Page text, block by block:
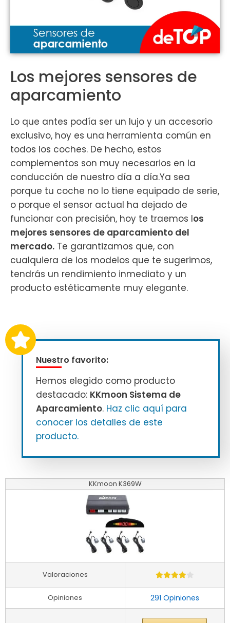
Los mejores sensores de
aparcamiento
Lo que antes podía ser un lujo y un accesorio
exclusivo, hoy es una herramienta común en
todos los coches. De hecho, estos
complementos son muy necesarios en la
conducción de nuestro día a día.Ya sea
porque tu coche no lo tiene equipado de serie,
o porque el sensor actual ha dejado de
funcionar con precisión, hoy te traemos los
mejores sensores de aparcamiento del
mercado. Te garantizamos que, con
cualquiera de los modelos que te sugerimos,
tendrás un rendimiento inmediato y un
producto estéticamente muy elegante.
Nuestro favorito:
Hemos elegido como producto
destacado: KKmoon Sistema de
Aparcamiento. Haz clic aquí para
conocer los detalles de este
producto.
KKmoon K369W
291 Opiniones
Valoraciones
Opiniones